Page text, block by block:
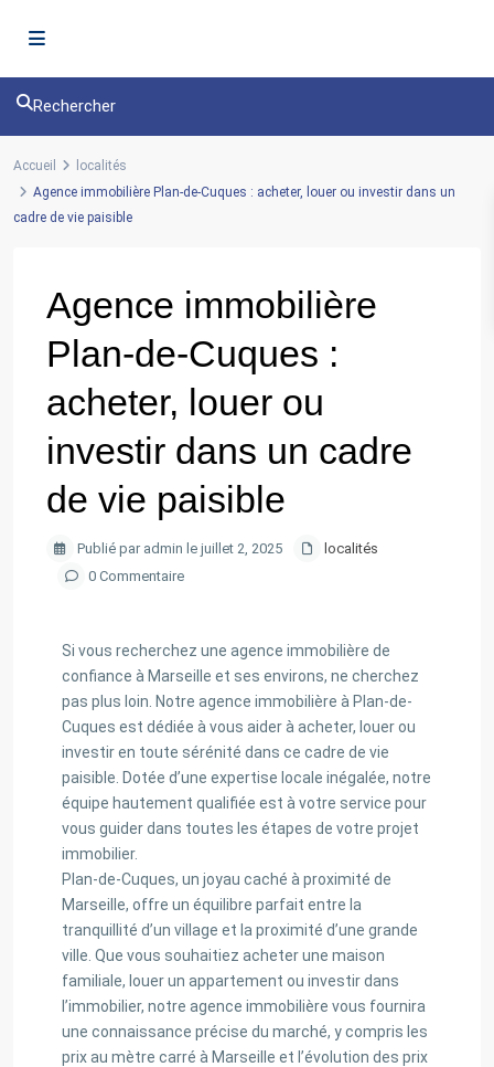
Rechercher
Accueil
localités
Agence immobilière Plan-de-Cuques : acheter, louer ou investir dans un
cadre de vie paisible
Agence immobilière
Plan-de-Cuques :
acheter, louer ou
investir dans un cadre
de vie paisible
Publié par admin le juillet 2, 2025
localités
0 Commentaire
Si vous recherchez une agence immobilière de
confiance à Marseille et ses environs, ne cherchez
pas plus loin. Notre agence immobilière à Plan-de-
Cuques est dédiée à vous aider à acheter, louer ou
investir en toute sérénité dans ce cadre de vie
paisible. Dotée d’une expertise locale inégalée, notre
équipe hautement qualifiée est à votre service pour
vous guider dans toutes les étapes de votre projet
immobilier.
Plan-de-Cuques, un joyau caché à proximité de
Marseille, offre un équilibre parfait entre la
tranquillité d’un village et la proximité d’une grande
ville. Que vous souhaitiez acheter une maison
familiale, louer un appartement ou investir dans
l’immobilier, notre agence immobilière vous fournira
une connaissance précise du marché, y compris les
prix au mètre carré à Marseille et l’évolution des prix